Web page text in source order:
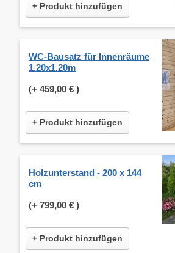
+ Produkt hinzufügen
WC-Bausatz für Innenräume
1.20x1.20m
(+ 459,00 € )
+ Produkt hinzufügen
Holzunterstand - 200 x 144
cm
(+ 799,00 € )
+ Produkt hinzufügen